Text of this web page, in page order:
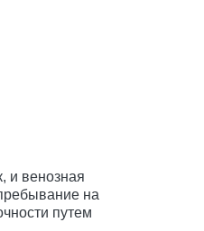
и венозная
на
путем